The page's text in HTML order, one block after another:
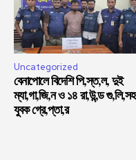
Uncategorized
বেনাপোলে বিদেশি পি,স্ত,ল, দুই
ম্যা,গা,জি,ন ও ১৪ রা,উ,ন্ড গু,লি,সহ
যুবক গ্রে,প্তা,র